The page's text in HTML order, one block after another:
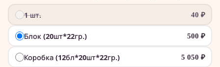
1 шт. 40 ₽
Блок (20шт*22гр.) 500 ₽
Коробка (12бл*20шт*22гр.) 5 050 ₽